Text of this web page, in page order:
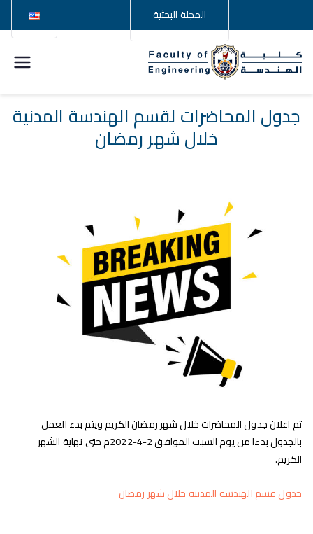
المجلة البحثية
كلية
الهندسة –
جامعة
جدول المحاضرات لقسم الهندسة المدنية
خلال شهر رمضان
تم اعلان جدول المحاضرات خلال شهر رمضان الكريم ويتم بدء العمل
بالجدول بدءا من يوم السبت الموافق 2-4-2022م حتى نهاية الشهر
الكريم.
جدول قسم الهندسة المدنية خلال شهر رمضان